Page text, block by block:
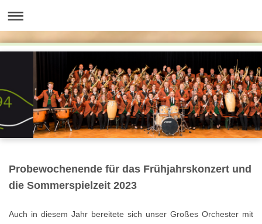
Probewochenende für das Frühjahrskonzert und
die Sommerspielzeit 2023
Auch in diesem Jahr bereitete sich unser Großes Orchester mit